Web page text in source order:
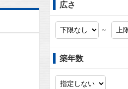
広さ
～
築年数